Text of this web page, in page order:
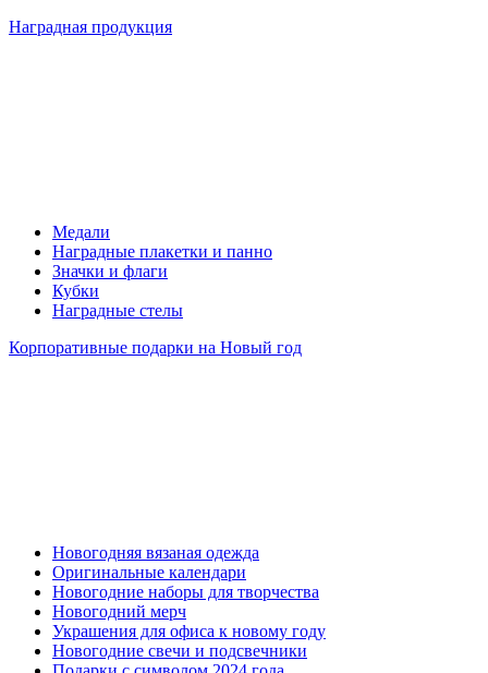
Наградная продукция
Медали
Наградные плакетки и панно
Значки и флаги
Кубки
Наградные стелы
Корпоративные подарки на Новый год
Новогодняя вязаная одежда
Оригинальные календари
Новогодние наборы для творчества
Новогодний мерч
Украшения для офиса к новому году
Новогодние свечи и подсвечники